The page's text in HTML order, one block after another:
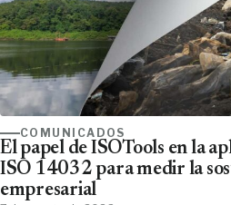
COMUNICADOS
El papel de ISOTools en la
ISO 14032 para medir la
empresarial